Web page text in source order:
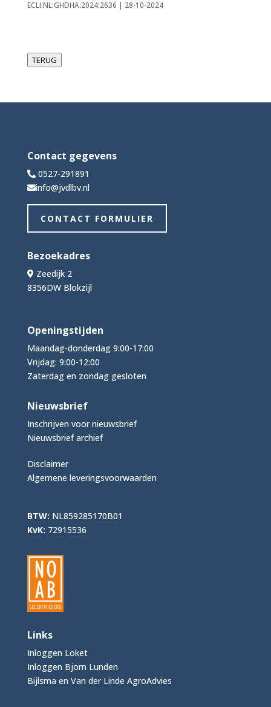
ECLI:NL:GHDHA:2024:2636 | 28-10-2024
TERUG
Contact gegevens
0527-291891
info@jvdlbv.nl
CONTACT FORMULIER
Bezoekadres
Zeedijk 2
8356DW Blokzijl
Openingstijden
Maandag-donderdag 9:00-17:00
Vrijdag: 9:00-12:00
Zaterdag en zondag gesloten
Nieuwsbrief
Inschrijven voor nieuwsbrief
Nieuwsbrief archief
Disclaimer
Algemene leveringsvoorwaarden
BTW: NL859285170B01
KvK: 72915536
Links
Inloggen Loket
Inloggen Bjorn Lunden
Bijlsma en Van der Linde AgroAdvies